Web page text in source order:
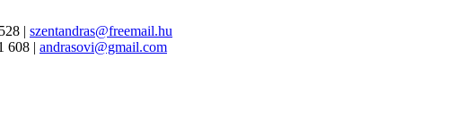
| szentandras@freemail.hu
608 | andrasovi@gmail.com